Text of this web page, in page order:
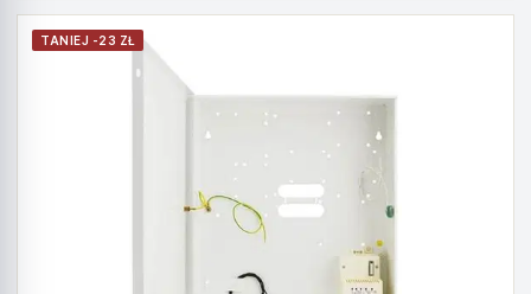
TANIEJ -23 ZŁ